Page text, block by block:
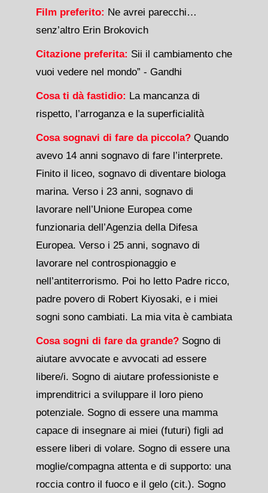
Film preferito: Ne avrei parecchi…
senz’altro Erin Brokovich
Citazione preferita: Sii il cambiamento che
vuoi vedere nel mondo” - Gandhi
Cosa ti dà fastidio: La mancanza di
rispetto, l’arroganza e la superficialità
Cosa sognavi di fare da piccola?Quando
avevo 14 anni sognavo di fare l’interprete.
Finito il liceo, sognavo di diventare biologa
marina. Verso i 23 anni, sognavo di
lavorare nell’Unione Europea come
funzionaria dell’Agenzia della Difesa
Europea. Verso i 25 anni, sognavo di
lavorare nel controspionaggio e
nell’antiterrorismo. Poi ho letto Padre ricco,
padre povero di Robert Kiyosaki, e i miei
sogni sono cambiati. La mia vita è cambiata
Cosa sogni di fare da grande?Sogno di
aiutare avvocate e avvocati ad essere
libere/i. Sogno di aiutare professioniste e
imprenditrici a sviluppare il loro pieno
potenziale. Sogno di essere una mamma
capace di insegnare ai miei (futuri) figli ad
essere liberi di volare. Sogno di essere una
moglie/compagna attenta e di supporto: una
roccia contro il fuoco e il gelo (cit.). Sogno